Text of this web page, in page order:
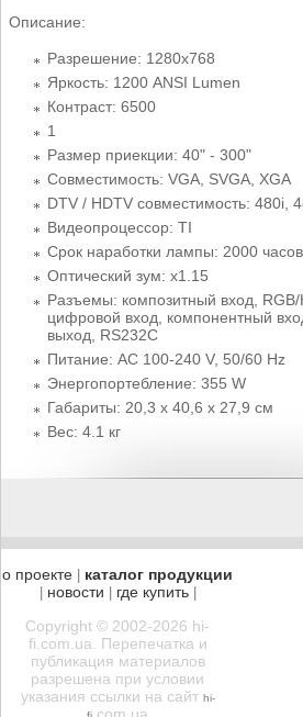
Описание:
Разрешение: 1280x768
Яркость: 1200 ANSI Lumen
Контраст: 6500
1
Размер приекции: 40" - 300"
Совместимость: VGA, SVGA, XGA
DTV / HDTV совместимость: 480i,
Видеопроцессор: TI
Срок наработки лампы: 2000 часов
Оптический зум: x1.15
Разъемы: композитный вход, RGB/
цифровой вход, компонентный
выход, RS232C
Питание: AC 100-240 V, 50/60 Hz
Энергопортебление: 355 W
Габариты: 20,3 x 40,6 x 27,9 см
Вес: 4.1 кг
о проекте каталог продукции
новости где купить|
Copyright © 2002-2026 hi-
fi.com.ua. Перепечатка и
публикация материалов
разрешена при условии
указания ссылки на сайт hi-